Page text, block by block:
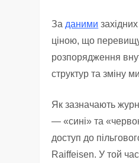
За даними
ціною, що
розпорядження
структур та зміну
Як зазначають
— «сині» та
доступ до
Raiffeisen. У той